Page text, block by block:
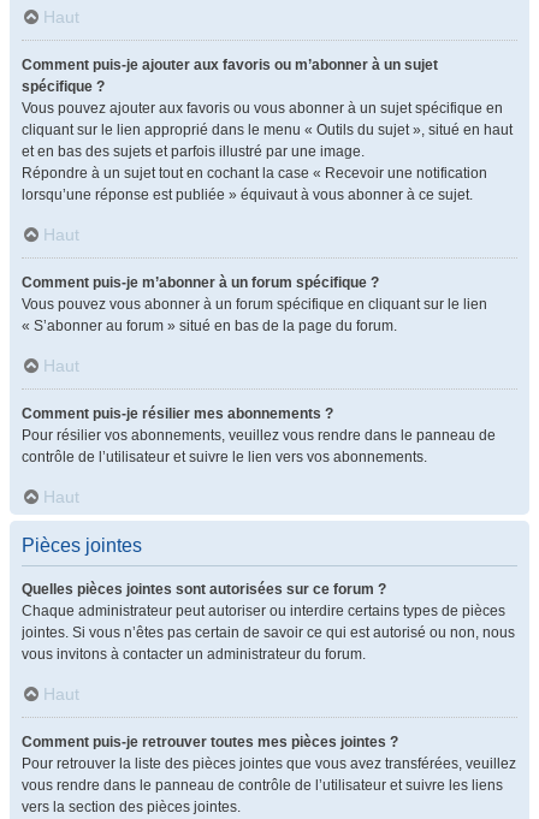
Haut
Comment puis-je ajouter aux favoris ou m’abonner à un sujet
spécifique ?
Vous pouvez ajouter aux favoris ou vous abonner à un sujet spécifique en
cliquant sur le lien approprié dans le menu « Outils du sujet », situé en haut
et en bas des sujets et parfois illustré par une image.
Répondre à un sujet tout en cochant la case « Recevoir une notification
lorsqu’une réponse est publiée » équivaut à vous abonner à ce sujet.
Haut
Comment puis-je m’abonner à un forum spécifique ?
Vous pouvez vous abonner à un forum spécifique en cliquant sur le lien
« S’abonner au forum » situé en bas de la page du forum.
Haut
Comment puis-je résilier mes abonnements ?
Pour résilier vos abonnements, veuillez vous rendre dans le panneau de
contrôle de l’utilisateur et suivre le lien vers vos abonnements.
Haut
Pièces jointes
Quelles pièces jointes sont autorisées sur ce forum ?
Chaque administrateur peut autoriser ou interdire certains types de pièces
jointes. Si vous n’êtes pas certain de savoir ce qui est autorisé ou non, nous
vous invitons à contacter un administrateur du forum.
Haut
Comment puis-je retrouver toutes mes pièces jointes ?
Pour retrouver la liste des pièces jointes que vous avez transférées, veuillez
vous rendre dans le panneau de contrôle de l’utilisateur et suivre les liens
vers la section des pièces jointes.